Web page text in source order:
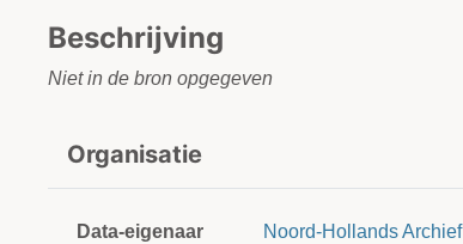
Beschrijving
Niet in de bron opgegeven
Organisatie
Data-eigenaar Noord-Hollands Archief